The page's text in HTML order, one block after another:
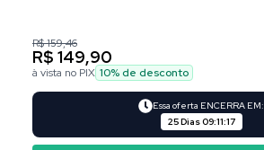
R$ 159,46
R$ 149,90
à vista no PIX 10% de desconto
Essa oferta ENCERRA EM:
25 Dias09:11:17